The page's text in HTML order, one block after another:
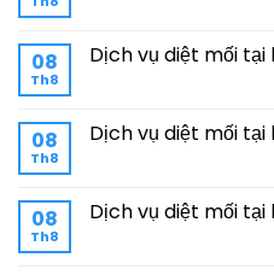
08
Th8
Dịch vụ diệt mối tại
08
Th8
Dịch vụ diệt mối tại
08
Th8
Dịch vụ diệt mối tại